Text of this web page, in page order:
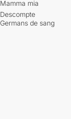
Mamma mia
Descompte
Germans de sang